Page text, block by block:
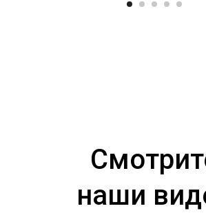
наши